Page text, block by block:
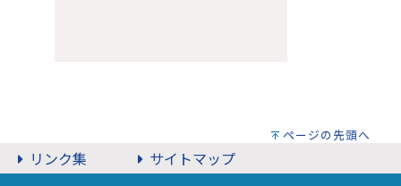
ページの先頭へ
リンク集 サイトマップ